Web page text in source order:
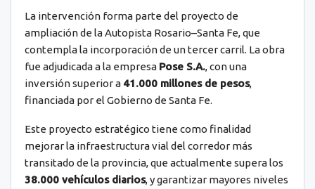
La intervención forma parte del proyecto de
ampliación de la Autopista Rosario–Santa Fe, que
contempla la incorporación de un tercer carril. La obra
fue adjudicada a la empresa Pose S.A., con una
inversión superior a 41.000 millones de pesos,
financiada por el Gobierno de Santa Fe.
Este proyecto estratégico tiene como finalidad
mejorar la infraestructura vial del corredor más
transitado de la provincia, que actualmente supera los
38.000 vehículos diarios, y garantizar mayores niveles